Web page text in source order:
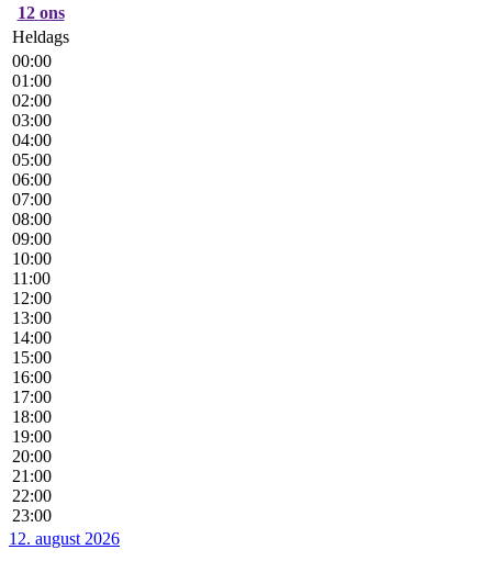
12 ons
Heldags
00:00
01:00
02:00
03:00
04:00
05:00
06:00
07:00
08:00
09:00
10:00
11:00
12:00
13:00
14:00
15:00
16:00
17:00
18:00
19:00
20:00
21:00
22:00
23:00
12. august 2026